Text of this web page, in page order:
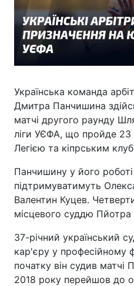
Українська команда
Дмитра Панчишина
матчі другого раунду
ліги УЄФА, що пройде
Легією та кіпрським
Панчишину у його роботі
підтримуватимуть
Валентин Куцев.
місцевого суддю Пйотра
37-річний український
кар'єру у професійному
початку він судив матчі
2018 року перейшов до